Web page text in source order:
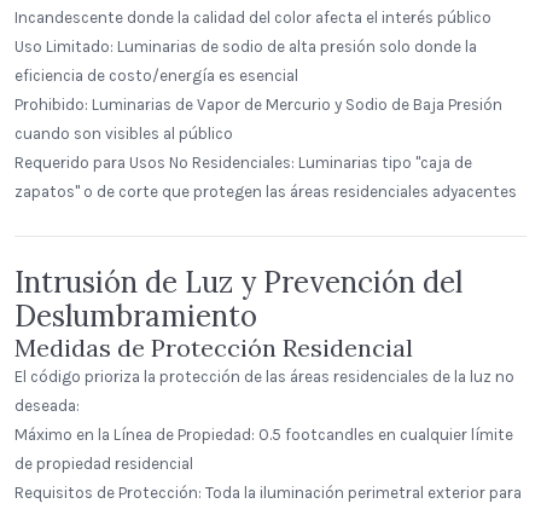
Incandescente donde la calidad del color afecta el interés público
Uso Limitado: Luminarias de sodio de alta presión solo donde la
eficiencia de costo/energía es esencial
Prohibido: Luminarias de Vapor de Mercurio y Sodio de Baja Presión
cuando son visibles al público
Requerido para Usos No Residenciales: Luminarias tipo "caja de
zapatos" o de corte que protegen las áreas residenciales adyacentes
Intrusión de Luz y Prevención del
Deslumbramiento
Medidas de Protección Residencial
El código prioriza la protección de las áreas residenciales de la luz no
deseada:
Máximo en la Línea de Propiedad: 0.5 footcandles en cualquier límite
de propiedad residencial
Requisitos de Protección: Toda la iluminación perimetral exterior para